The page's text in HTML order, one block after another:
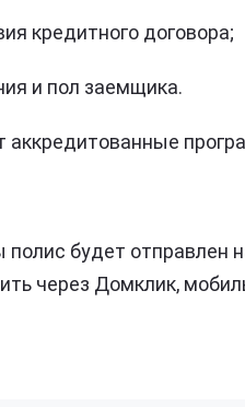
кредитного договора;
и пол заемщика.
аккредитованные
полис будет отправлен
через Домклик,